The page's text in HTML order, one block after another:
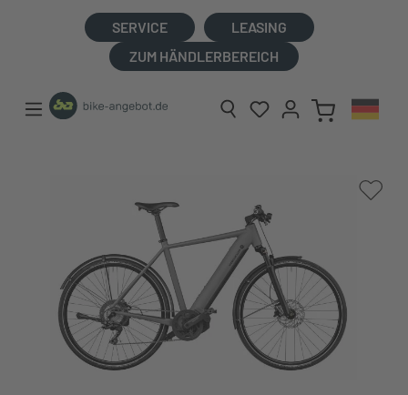
SERVICE
LEASING
ZUM HÄNDLERBEREICH